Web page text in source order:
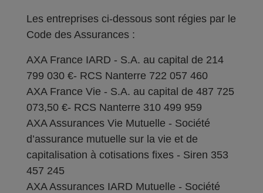
Les entreprises ci-dessous sont régies par le
Code des Assurances :
AXA France IARD - S.A. au capital de 214
799 030 €- RCS Nanterre 722 057 460
AXA France Vie - S.A. au capital de 487 725
073,50 €- RCS Nanterre 310 499 959
AXA Assurances Vie Mutuelle - Société
d’assurance mutuelle sur la vie et de
capitalisation à cotisations fixes - Siren 353
457 245
AXA Assurances IARD Mutuelle - Société